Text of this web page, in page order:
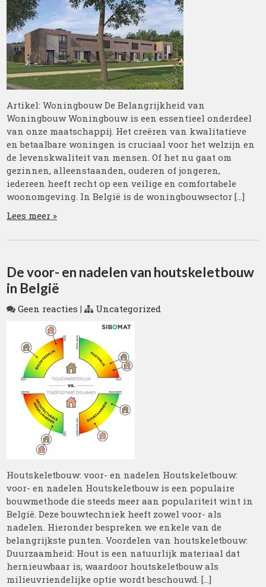
Artikel: Woningbouw De Belangrijkheid van
Woningbouw Woningbouw is een essentieel onderdeel
van onze maatschappij. Het creëren van kwalitatieve
en betaalbare woningen is cruciaal voor het welzijn en
de levenskwaliteit van mensen. Of het nu gaat om
gezinnen, alleenstaanden, ouderen of jongeren,
iedereen heeft recht op een veilige en comfortabele
woonomgeving. In België is de woningbouwsector […]
Lees meer »
De voor- en nadelen van houtskeletbouw
in België
Geen reacties | Uncategorized
Houtskeletbouw: voor- en nadelen Houtskeletbouw:
voor- en nadelen Houtskeletbouw is een populaire
bouwmethode die steeds meer aan populariteit wint in
België. Deze bouwtechniek heeft zowel voor- als
nadelen. Hieronder bespreken we enkele van de
belangrijkste punten. Voordelen van houtskeletbouw:
Duurzaamheid: Hout is een natuurlijk materiaal dat
hernieuwbaar is, waardoor houtskeletbouw als
milieuvriendelijke optie wordt beschouwd. […]